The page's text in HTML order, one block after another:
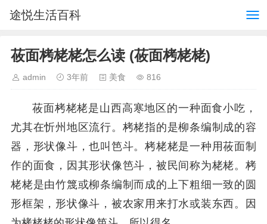
途悦生活百科
莜面栲栳栳怎么读 (莜面栲栳栳)
admin 3年前 美食 816
莜面栲栳栳是山西高寒地区的一种面食小吃，
尤其在忻州地区流行。栲栳指的是柳条编制成的容
器，形状像斗，也叫笆斗。栲栳栳是一种用莜面制
作的面食，因其形状像笆斗，被民间称为栳栳。栲
栳栳是由竹篾或柳条编制而成的上下粗细一致的圆
形框架，形状像斗，被农家用来打水或装东西。因